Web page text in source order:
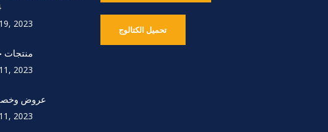
2023
منتجات
2023
عروض
2023
تحميل الكتالوج